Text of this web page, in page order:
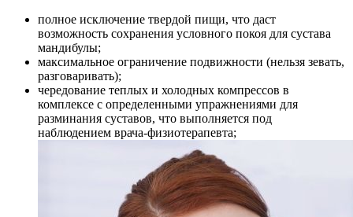
полное исключение твердой пищи, что даст
возможность сохранения условного покоя для сустава
мандибулы;
максимальное ограничение подвижности (нельзя зевать,
разговаривать);
чередование теплых и холодных компрессов в
комплексе с определенными упражнениями для
разминания суставов, что выполняется под
наблюдением врача-физиотерапевта;